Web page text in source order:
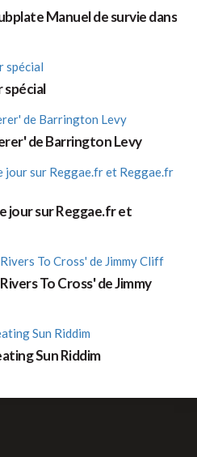
Manuel de survie dans
spécial
de Barrington Levy
jour sur Reggae.fr et
To Cross' de Jimmy
Sun Riddim